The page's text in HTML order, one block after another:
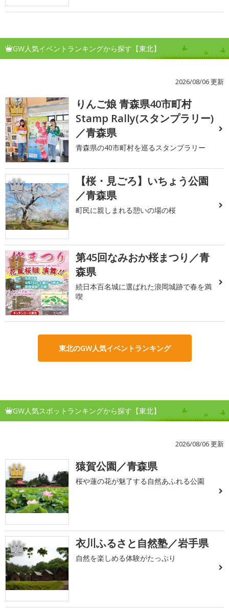
GW人気イベントランキングから探す【東北】
2026/08/06 更新
1
りんご娘 青森県40市町村
Stamp Rally(スタンプラリー)
／青森県
青森県の40市町村を巡るスタンプラリー
2
【桜・見ごろ】いちょう公園
／青森県
町民に親しまれる憩いの場の桜
3
第45回なみおか桜まつり／青
森県
続日本百名城に選ばれた浪岡城跡で春を満
喫
東北のGW人気イベントランキング
GW人気スポットランキングから探す【東北】
2026/08/06 更新
1 猿賀公園／青森県
桜や蓮の花が魅了する自然あふれる公園
2 衣川ふるさと自然塾／岩手県
自然を楽しめる体験がたっぷり